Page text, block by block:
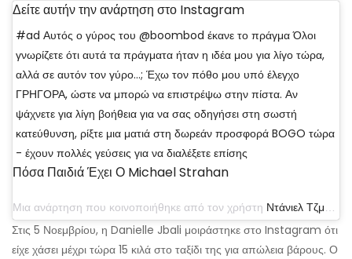
Δείτε αυτήν την ανάρτηση στο Instagram
#ad Αυτός ο γύρος του @boombod έκανε το πράγμα Όλοι
γνωρίζετε ότι αυτά τα πράγματα ήταν η ιδέα μου για λίγο τώρα,
αλλά σε αυτόν τον γύρο…; Έχω τον πόθο μου υπό έλεγχο
ΓΡΗΓΟΡΑ, ώστε να μπορώ να επιστρέψω στην πίστα. Αν
ψάχνετε για λίγη βοήθεια για να σας οδηγήσει στη σωστή
κατεύθυνση, ρίξτε μια ματιά στη δωρεάν προσφορά BOGO τώρα
- έχουν πολλές γεύσεις για να διαλέξετε επίσης
Πόσα Παιδιά Έχει Ο Michael Strahan
Μια ανάρτηση που κοινοποιήθηκε από τον χρήστη Ντάνιελ Τζμπάλι
Στις 5 Νοεμβρίου, η Danielle Jbali μοιράστηκε στο Instagram ότι
είχε χάσει μέχρι τώρα 15 κιλά στο ταξίδι της για απώλεια βάρους. Ο